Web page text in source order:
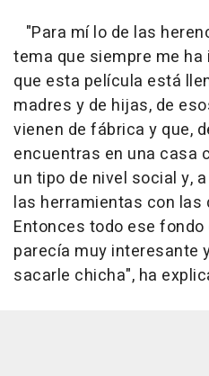
"Para mí lo de las
tema que siempre me
que esta película está
madres y de hijas, de
vienen de fábrica y que,
encuentras en una casa
un tipo de nivel social y,
las herramientas con las
Entonces todo ese
parecía muy interesante
sacarle chicha", ha